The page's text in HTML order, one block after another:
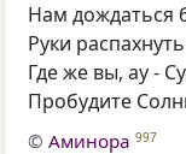
Нам дождаться
Руки
Где же вы, ау -
Пробудите
©Аминора 997